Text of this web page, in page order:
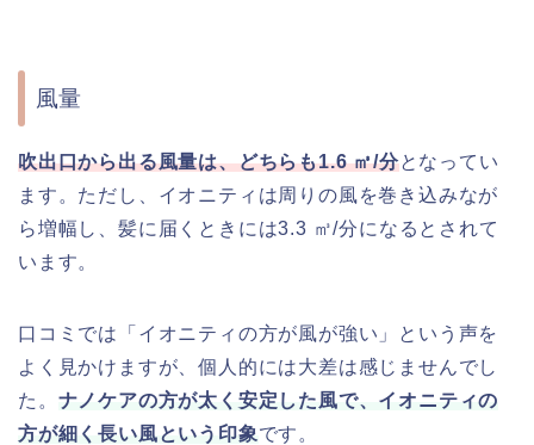
風量
吹出口から出る風量は、どちらも1.6 ㎥/分となってい
ます。ただし、イオニティは周りの風を巻き込みなが
ら増幅し、髪に届くときには3.3 ㎥/分になるとされて
います。
口コミでは「イオニティの方が風が強い」という声を
よく見かけますが、個人的には大差は感じませんでし
た。 ナノケアの方が太く安定した風で、イオニティの
方が細く長い風という印象です。